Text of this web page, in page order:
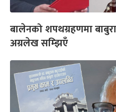
बालेनको शपथग्रहणमा
अग्रलेख सम्झिएँ